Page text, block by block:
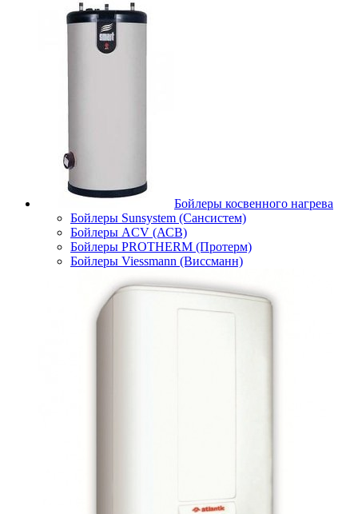
Бойлеры косвенного нагрева
Бойлеры Sunsystem (Сансистем)
Бойлеры ACV (АСВ)
Бойлеры PROTHERM (Протерм)
Бойлеры Viessmann (Виссманн)